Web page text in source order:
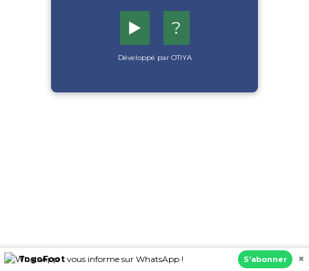
▶️ ?
Développé par OTIYA
TogoFoot vous informe sur WhatsApp ! S’abonner ×